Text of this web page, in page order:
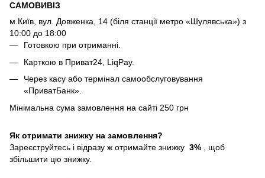
САМОВИВІЗ
м.Київ, вул. Довженка, 14 (біля станції метро «Шулявська») з
10:00 до 18:00
Готовкою при отриманні.
Карткою в Приват24, LiqPay.
Через касу або термінал самообслуговування
«ПриватБанк».
Мінімальна сума замовлення на сайті 250 грн
Як отримати знижку на замовлення?
Зареєструйтесь і відразу ж отримайте знижку 3% , щоб
збільшити цю знижку.